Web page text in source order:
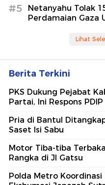
#5
Netanyahu Tolak
Perdamaian Gaza
Lihat
Berita Terkini
PKS Dukung Pejabat
Partai, Ini Respons PDIP
Pria di Bantul
Saset Isi Sabu
Motor Tiba-tiba
Rangka di Jl Gatsu
Polda Metro